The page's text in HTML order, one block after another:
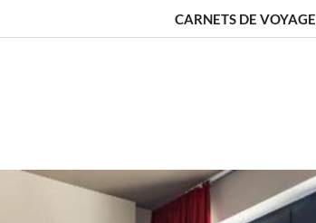
CARNETS DE VOYAGE